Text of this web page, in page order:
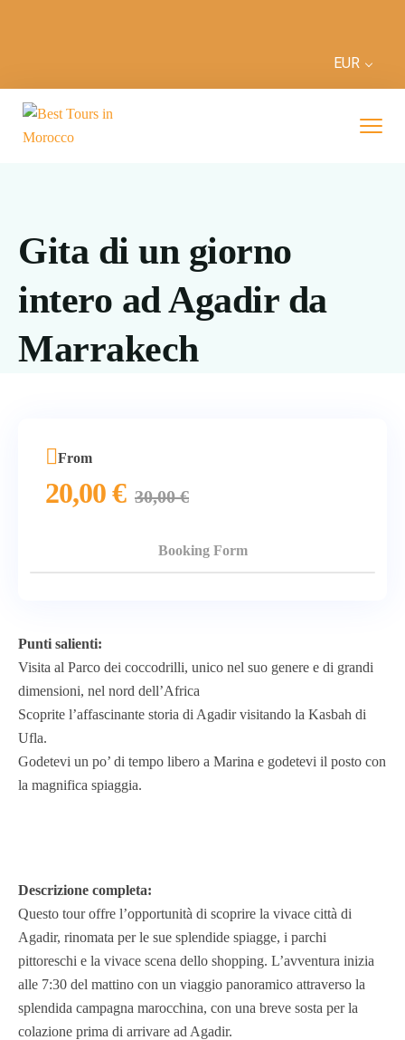
EUR
Gita di un giorno
intero ad Agadir da
Marrakech
Punti salienti:
Visita al Parco dei coccodrilli, unico nel suo genere e di grandi
dimensioni, nel nord dell’Africa
Scoprite l’affascinante storia di Agadir visitando la Kasbah di
Ufla.
Godetevi un po’ di tempo libero a Marina e godetevi il posto con
la magnifica spiaggia.
Descrizione completa:
Questo tour offre l’opportunità di scoprire la vivace città di
Agadir, rinomata per le sue splendide spiagge, i parchi
pittoreschi e la vivace scena dello shopping. L’avventura inizia
alle 7:30 del mattino con un viaggio panoramico attraverso la
splendida campagna marocchina, con una breve sosta per la
colazione prima di arrivare ad Agadir.
From
20,00€ 30,00€
Booking Form